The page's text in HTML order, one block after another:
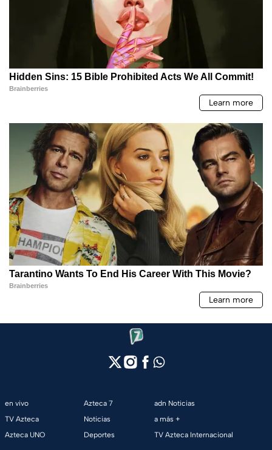
en vivo
TV Azteca
Azteca UNO
Azteca 7
Noticias
Deportes
adn Noticias
a más +
TV Azteca Internacional